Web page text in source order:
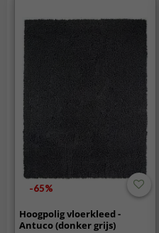
-65%
Hoogpolig vloerkleed -
Antuco (donker grijs)